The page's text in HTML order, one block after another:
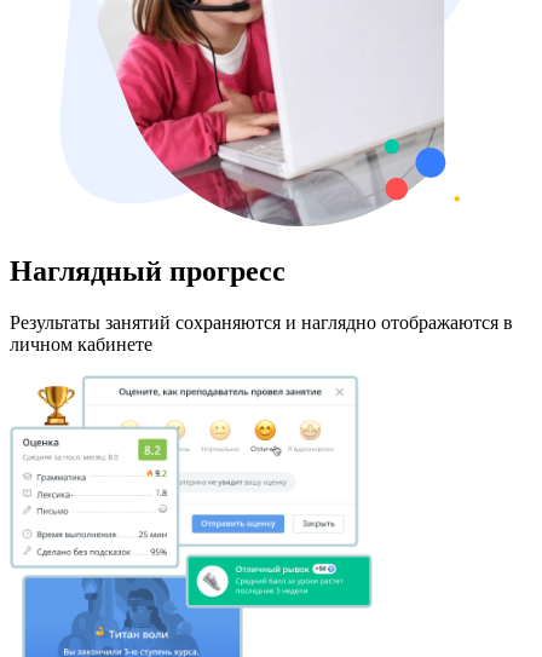
Наглядный прогресс
Результаты занятий сохраняются и наглядно отображаются в
личном кабинете